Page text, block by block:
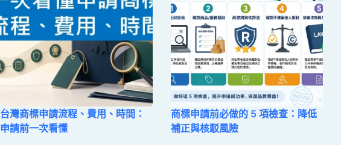
台灣商標申請流程、費用、時間：
申請前一次看懂
商標申請前必做的 5 項檢查：降低
補正與核駁風險